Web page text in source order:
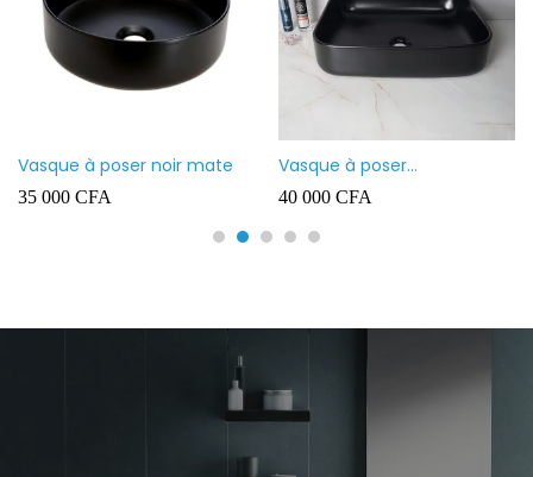
Vasque à poser noir mate
35 000 CFA
Vasque à poser
rectangulaire noir mate
40 000 CFA